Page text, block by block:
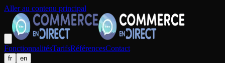
Aller au contenu principal
FonctionnalitésTarifsRéférencesContact
fr en